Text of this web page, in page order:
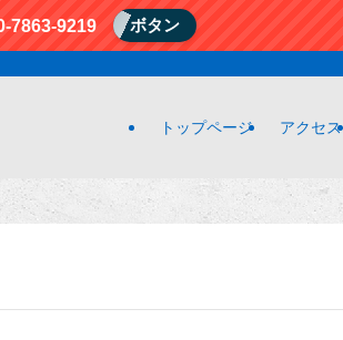
7863-9219 ボタン
トップページ アクセス